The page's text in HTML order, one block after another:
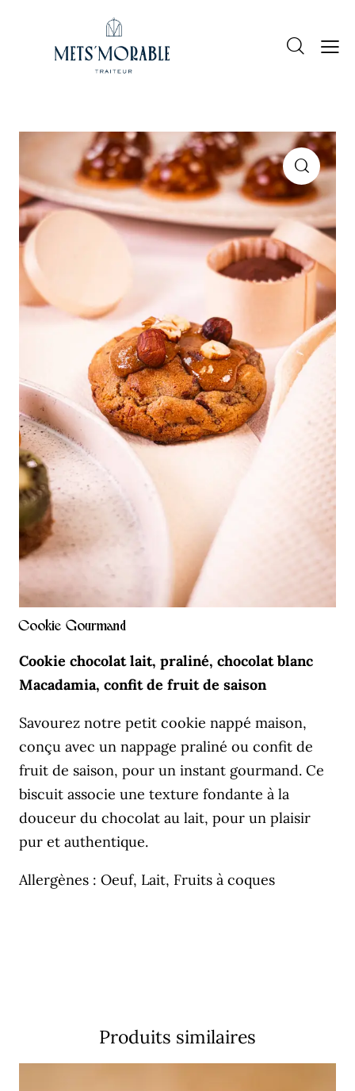
Cookie Gourmand
Cookie chocolat lait, praliné, chocolat blanc
Macadamia, confit de fruit de saison
Savourez notre petit cookie nappé maison,
conçu avec un nappage praliné ou confit de
fruit de saison, pour un instant gourmand. Ce
biscuit associe une texture fondante à la
douceur du chocolat au lait, pour un plaisir
pur et authentique.
Allergènes : Oeuf, Lait, Fruits à coques
Produits similaires